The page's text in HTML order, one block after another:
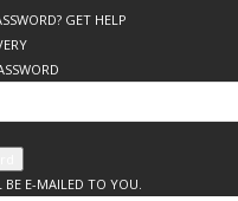
GET HELP
BE E-MAILED TO YOU.